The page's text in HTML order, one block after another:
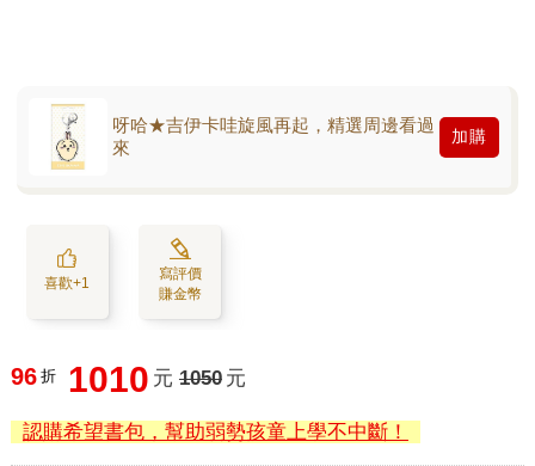
呀哈★吉伊卡哇旋風再起，精選周邊看過
來
加購
喜歡+1
寫評價
賺金幣
96 折 1010 元 1050 元
認購希望書包，幫助弱勢孩童上學不中斷！